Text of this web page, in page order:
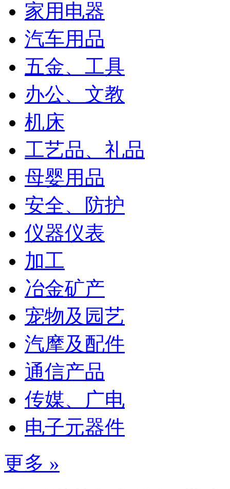
家用电器
汽车用品
五金、工具
办公、文教
机床
工艺品、礼品
母婴用品
安全、防护
仪器仪表
加工
冶金矿产
宠物及园艺
汽摩及配件
通信产品
传媒、广电
电子元器件
更多 »